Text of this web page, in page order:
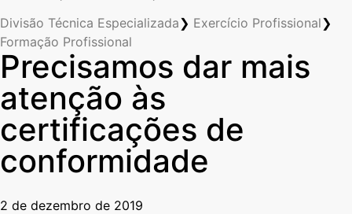
Divisão Técnica Especializada❯ Exercício Profissional❯
Formação Profissional
Precisamos dar mais
atenção às
certificações de
conformidade
2 de dezembro de 2019